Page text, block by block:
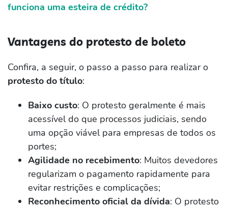
funciona uma esteira de crédito?
Vantagens do protesto de boleto
Confira, a seguir, o passo a passo para realizar o
protesto do título:
Baixo custo: O protesto geralmente é mais
acessível do que processos judiciais, sendo
uma opção viável para empresas de todos os
portes;
Agilidade no recebimento: Muitos devedores
regularizam o pagamento rapidamente para
evitar restrições e complicações;
Reconhecimento oficial da dívida: O protesto